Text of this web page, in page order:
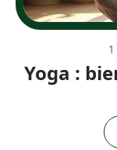
Yoga :